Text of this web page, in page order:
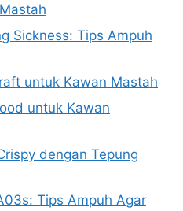
Sickness: Tips Ampuh
untuk Kawan Mastah
untuk Kawan
dengan Tepung
Tips Ampuh Agar